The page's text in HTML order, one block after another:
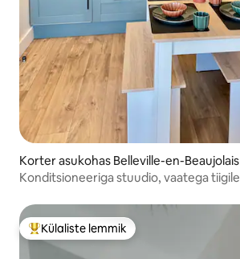
Korter asukohas Belleville-en-Beaujolais
Konditsioneeriga stuudio, vaatega tiigile
Külaliste suur lemmik
Külaliste lemmik